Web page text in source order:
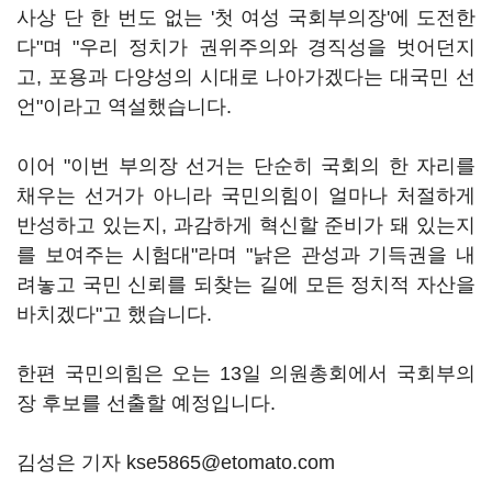
사상 단 한 번도 없는 '첫 여성 국회부의장'에 도전한
다"며 "우리 정치가 권위주의와 경직성을 벗어던지
고, 포용과 다양성의 시대로 나아가겠다는 대국민 선
언"이라고 역설했습니다.
이어 "이번 부의장 선거는 단순히 국회의 한 자리를
채우는 선거가 아니라 국민의힘이 얼마나 처절하게
반성하고 있는지, 과감하게 혁신할 준비가 돼 있는지
를 보여주는 시험대"라며 "낡은 관성과 기득권을 내
려놓고 국민 신뢰를 되찾는 길에 모든 정치적 자산을
바치겠다"고 했습니다.
한편 국민의힘은 오는 13일 의원총회에서 국회부의
장 후보를 선출할 예정입니다.
김성은 기자 kse5865@etomato.com